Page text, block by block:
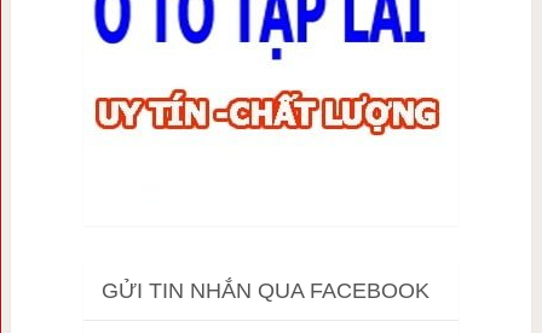
GỬI TIN NHẮN QUA FACEBOOK